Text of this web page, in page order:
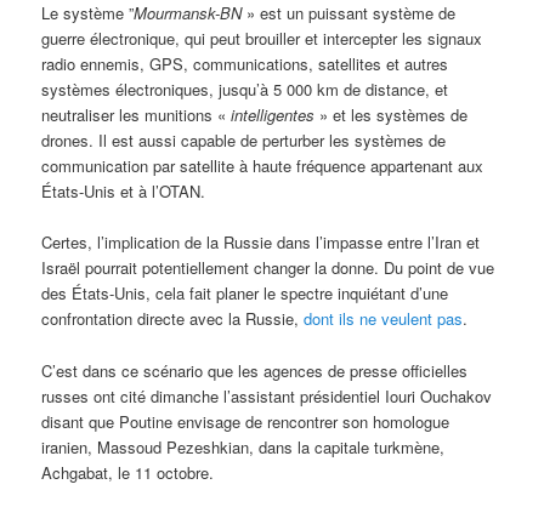
Le système ”Mourmansk-BN» est un puissant système de
guerre électronique, qui peut brouiller et intercepter les signaux
radio ennemis, GPS, communications, satellites et autres
systèmes électroniques, jusqu’à 5 000 km de distance, et
neutraliser les munitions «intelligentes » et les systèmes de
drones. Il est aussi capable de perturber les systèmes de
communication par satellite à haute fréquence appartenant aux
États-Unis et à l’OTAN.
Certes, l’implication de la Russie dans l’impasse entre l’Iran et
Israël pourrait potentiellement changer la donne. Du point de vue
des États-Unis, cela fait planer le spectre inquiétant d’une
confrontation directe avec la Russie,dont ils ne veulent pas.
C’est dans ce scénario que les agences de presse officielles
russes ont cité dimanche l’assistant présidentiel Iouri Ouchakov
disant que Poutine envisage de rencontrer son homologue
iranien, Massoud Pezeshkian, dans la capitale turkmène,
Achgabat, le 11 octobre.